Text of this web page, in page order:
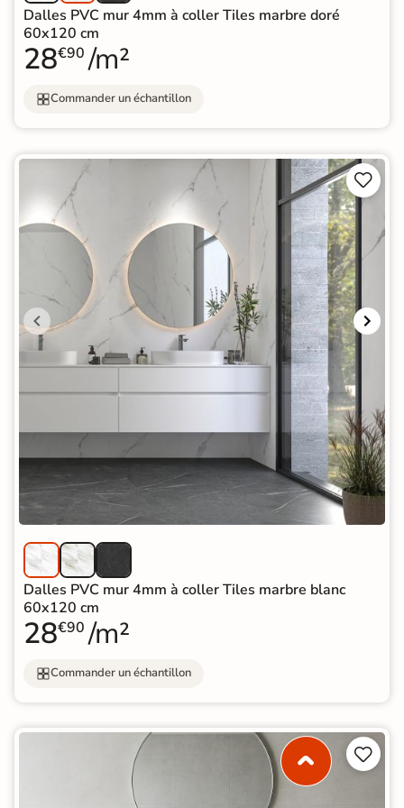
Dalles PVC mur 4mm à coller Tiles marbre doré
60x120 cm
28€90 /m²
Commander un échantillon


Dalles PVC mur 4mm à coller Tiles marbre blanc
60x120 cm
28€90 /m²
Commander un échantillon

